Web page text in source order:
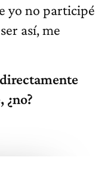
yo no participé
así, me